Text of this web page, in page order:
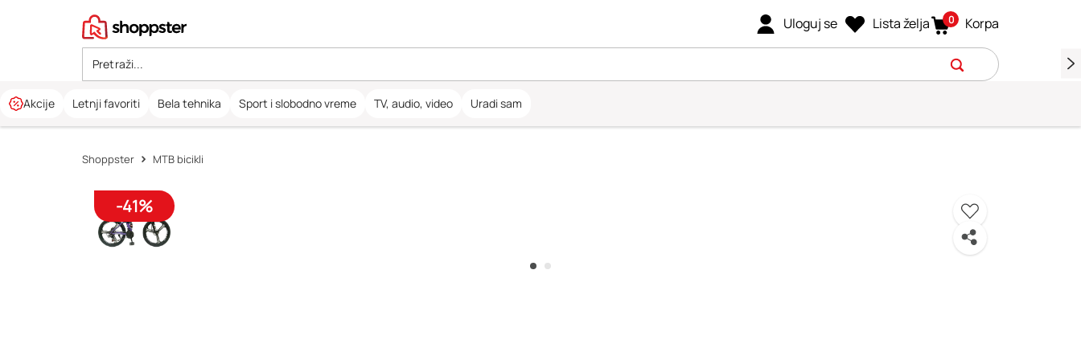
Uloguj se Lista želja 0 Korpa
Akcije Letnji favoriti Bela tehnika Sport i slobodno vreme TV, audio, video Uradi sam
Shoppster MTB bicikli
-41%